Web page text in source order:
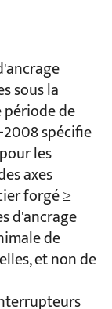
sous la
période de
2008 spécifie
les
axes
forgé ≥
d'ancrage
de
et non de